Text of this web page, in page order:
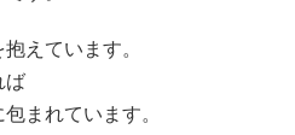
えています。
ば
まれています。